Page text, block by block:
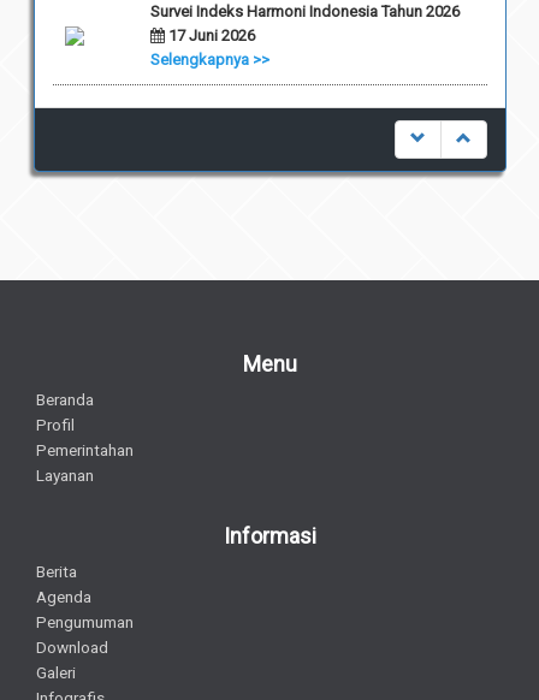
Survei Indeks Harmoni Indonesia Tahun 2026
17 Juni 2026
Selengkapnya >>
Menu
Beranda
Profil
Pemerintahan
Layanan
Informasi
Berita
Agenda
Pengumuman
Download
Galeri